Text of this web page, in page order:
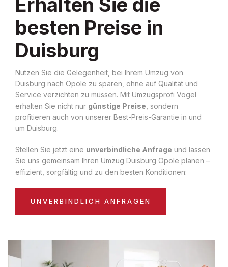
besten Preise in
Duisburg
Nutzen Sie die Gelegenheit, bei Ihrem Umzug von
Duisburg nach Opole zu sparen, ohne auf Qualität und
Service verzichten zu müssen. Mit Umzugsprofi Vogel
erhalten Sie nicht nur günstige Preise , sondern
profitieren auch von unserer Best-Preis-Garantie in und
um Duisburg.
Stellen Sie jetzt eine unverbindliche Anfrage und lassen
Sie uns gemeinsam Ihren Umzug Duisburg Opole planen –
effizient, sorgfältig und zu den besten Konditionen:
UNVERBINDLICH ANFRAGEN